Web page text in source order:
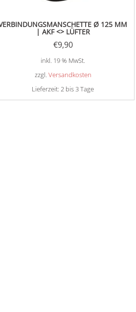
Ø 125 MM
| AKF <> LÜFTER
€9,90
inkl. 19 % MwSt.
zzgl. Versandkosten
Lieferzeit: 2 bis 3 Tage